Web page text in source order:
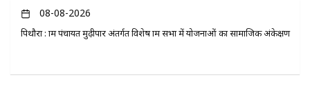
08-08-2026
पिथौरा : ग्राम पंचायत मुढ़ीपार अंतर्गत विशेष ग्राम सभा में योजनाओं का सामाजिक अंकेक्षण